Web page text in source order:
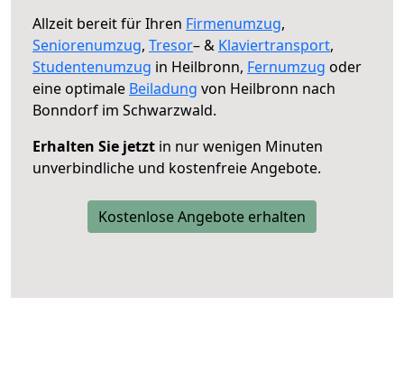
Allzeit bereit für Ihren Firmenumzug,
Seniorenumzug, Tresor– & Klaviertransport,
Studentenumzug in Heilbronn, Fernumzug oder
eine optimale Beiladung von Heilbronn nach
Bonndorf im Schwarzwald.
Erhalten Sie jetzt in nur wenigen Minuten
unverbindliche und kostenfreie Angebote.
Kostenlose Angebote erhalten